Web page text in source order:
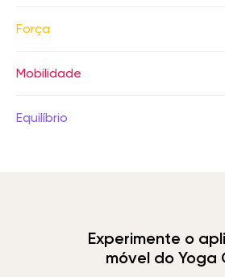
Força
Mobilidade
Equilíbrio
Experimente o
móvel do Yoga